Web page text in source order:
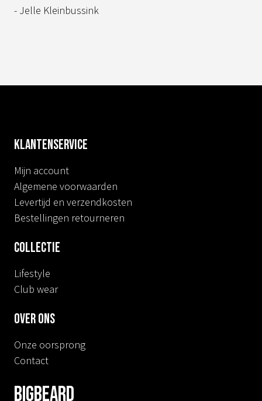
- Jelle Kleinbussink
Klantenservice
Mijn account
Algemene voorwaarden
Levertijd en verzendkosten
Bestellingen retourneren
Collectie
Lifestyle
Club wear
Over ons
Onze oorsprong
Contact
BIGBEARD